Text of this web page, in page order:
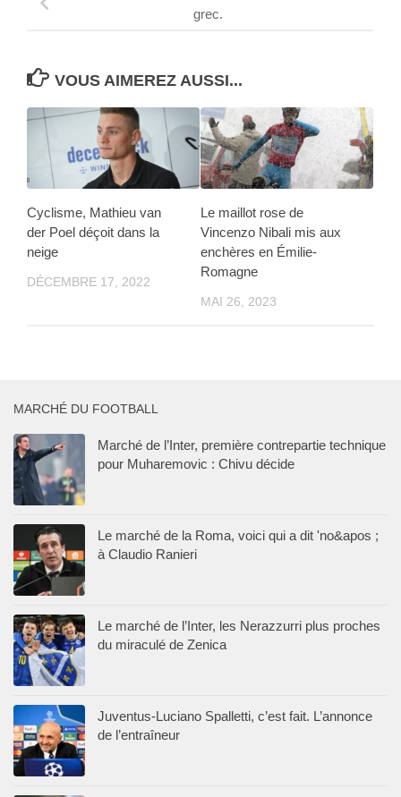
grec.
VOUS AIMEREZ AUSSI...
Cyclisme, Mathieu van
der Poel déçoit dans la
neige
DÉCEMBRE 17, 2022
Le maillot rose de
Vincenzo Nibali mis aux
enchères en Émilie-
Romagne
MAI 26, 2023
MARCHÉ DU FOOTBALL
Marché de l’Inter, première contrepartie technique
pour Muharemovic : Chivu décide
Le marché de la Roma, voici qui a dit 'no&apos ;
à Claudio Ranieri
Le marché de l’Inter, les Nerazzurri plus proches
du miraculé de Zenica
Juventus-Luciano Spalletti, c’est fait. L’annonce
de l’entraîneur